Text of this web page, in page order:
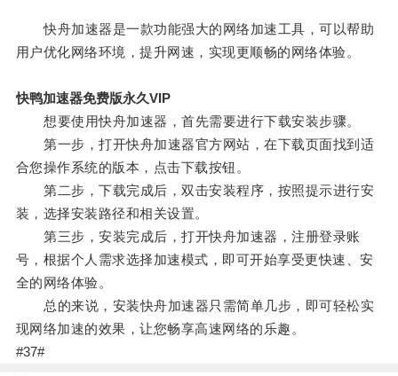
快舟加速器是一款功能强大的网络加速工具，可以帮助
用户优化网络环境，提升网速，实现更顺畅的网络体验。
快鸭加速器免费版永久VIP
想要使用快舟加速器，首先需要进行下载安装步骤。
第一步，打开快舟加速器官方网站，在下载页面找到适
合您操作系统的版本，点击下载按钮。
第二步，下载完成后，双击安装程序，按照提示进行安
装，选择安装路径和相关设置。
第三步，安装完成后，打开快舟加速器，注册登录账
号，根据个人需求选择加速模式，即可开始享受更快速、安
全的网络体验。
总的来说，安装快舟加速器只需简单几步，即可轻松实
现网络加速的效果，让您畅享高速网络的乐趣。
#37#